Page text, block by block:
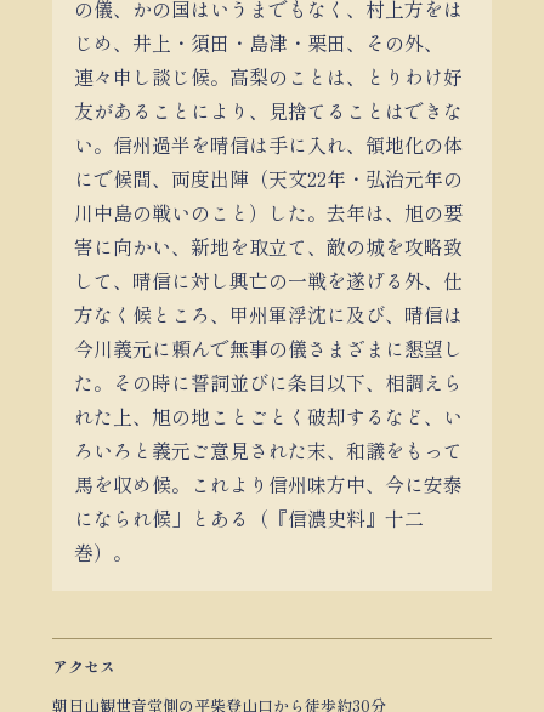
の儀、かの国はいうまでもなく、村上方をは
じめ、井上・須田・島津・栗田、その外、
連々申し談じ候。高梨のことは、とりわけ好
友があることにより、見捨てることはできな
い。信州過半を晴信は手に入れ、領地化の体
にで候間、両度出陣（天文22年・弘治元年の
川中島の戦いのこと）した。去年は、旭の要
害に向かい、新地を取立て、敵の城を攻略致
して、晴信に対し興亡の一戦を遂げる外、仕
方なく候ところ、甲州軍浮沈に及び、晴信は
今川義元に頼んで無事の儀さまざまに懇望し
た。その時に誓詞並びに条目以下、相調えら
れた上、旭の地ことごとく破却するなど、い
ろいろと義元ご意見された末、和議をもって
馬を収め候。これより信州味方中、今に安泰
になられ候」とある（『信濃史料』十二
巻）。
アクセス
朝日山観世音堂側の平柴登山口から徒歩約30分